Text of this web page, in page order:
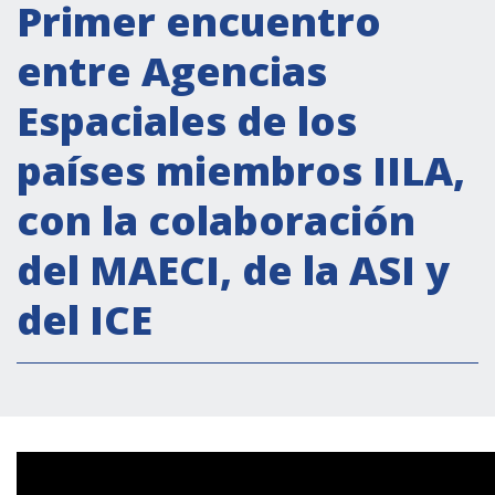
Secretaría Cultural
Secretaría Socioeconómica
Secretaría Técnico-científica
Forum Pymes
Conferencia Italia- América Latina y el Caribe
Red para la promoción de la igualdad de
género
Becas
Partnership
Primer encuentro
entre Agencias
Espaciales de los
países miembros IILA,
con la colaboración
del MAECI, de la ASI y
del ICE